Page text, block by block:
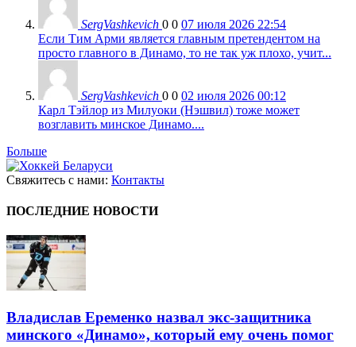
SergVashkevich 0 0 07 июля 2026 22:54
Если Тим Арми является главным претендентом на
просто главного в Динамо, то не так уж плохо, учит...
SergVashkevich 0 0 02 июля 2026 00:12
Карл Тэйлор из Милуоки (Нэшвил) тоже может
возглавить минское Динамо....
Больше
Свяжитесь с нами: Контакты
ПОСЛЕДНИЕ НОВОСТИ
Владислав Еременко назвал экс-защитника
минского «Динамо», который ему очень помог